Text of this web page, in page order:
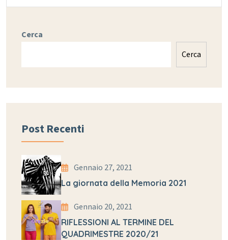
Cerca
Cerca
Post Recenti
Gennaio 27, 2021
La giornata della Memoria 2021
Gennaio 20, 2021
RIFLESSIONI AL TERMINE DEL
QUADRIMESTRE 2020/21